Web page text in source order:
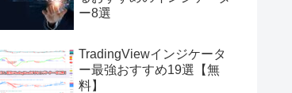
ー8選
TradingViewインジケータ
ー最強おすすめ19選【無
料】